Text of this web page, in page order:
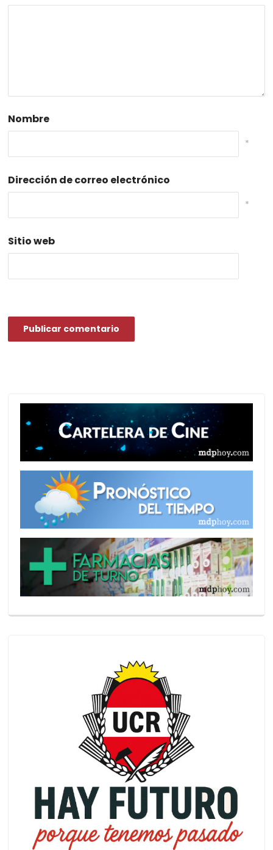
Nombre
*
Dirección de correo electrónico
*
Sitio web